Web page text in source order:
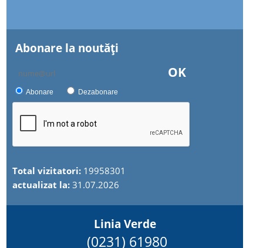
Abonare la noutăţi
OK
Abonare Dezabonare
Total vizitatori: 19958301
actualizat la:31.07.2026
Linia Verde
(0231) 61980